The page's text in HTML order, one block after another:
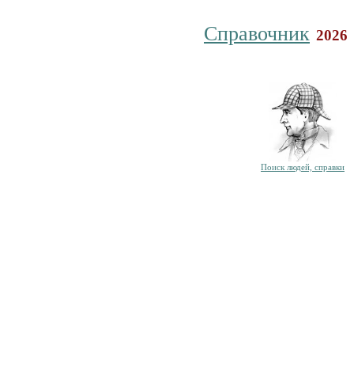
Справочник 2026
Поиск людей, справки